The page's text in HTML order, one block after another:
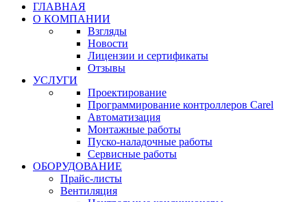
ГЛАВНАЯ
О КОМПАНИИ
Взгляды
Новости
Лицензии и сертификаты
Отзывы
УСЛУГИ
Проектирование
Программирование контроллеров Carel
Автоматизация
Монтажные работы
Пуско-наладочные работы
Сервисные работы
ОБОРУДОВАНИЕ
Прайс-листы
Вентиляция